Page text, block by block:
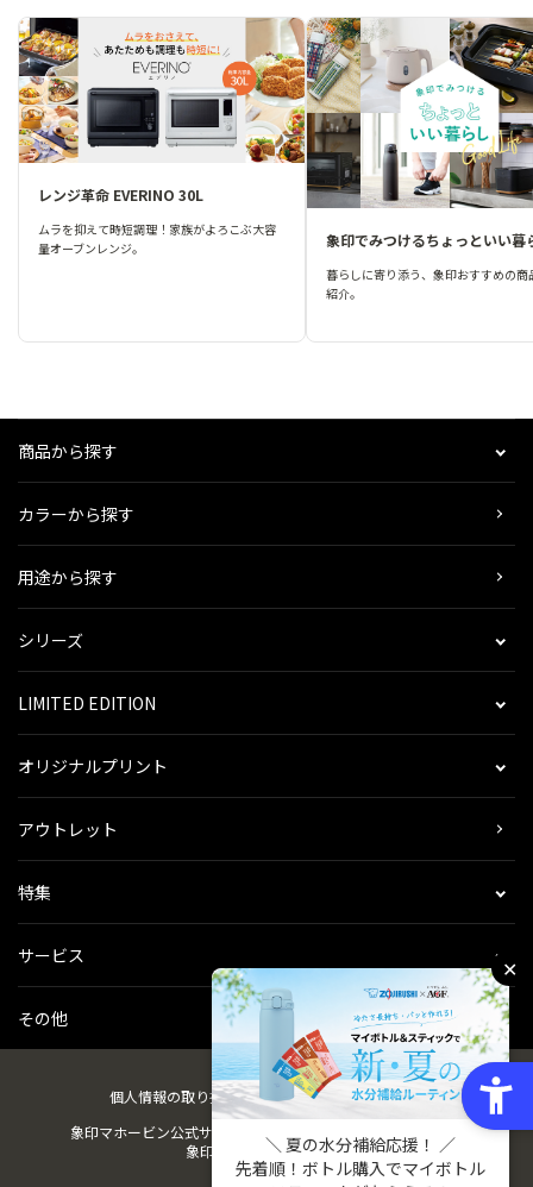
レンジ革命 EVERINO 30L
ムラを抑えて時短調理！家族がよろこぶ大容
量オーブンレンジ。
象印でみつけるちょっといい暮
暮らしに寄り添う、象印おすすめの商
紹介。
商品から探す
カラーから探す
用途から探す
シリーズ
LIMITED EDITION
オリジナルプリント
アウトレット
特集
サービス
その他
個人情報の取り扱い会社概要ご利用規約会員規約
象印マホービン公式サイト
象印パーツダイレクト
✕
＼ 夏の水分補給応援！ ／
先着順！ボトル購入でマイボトル